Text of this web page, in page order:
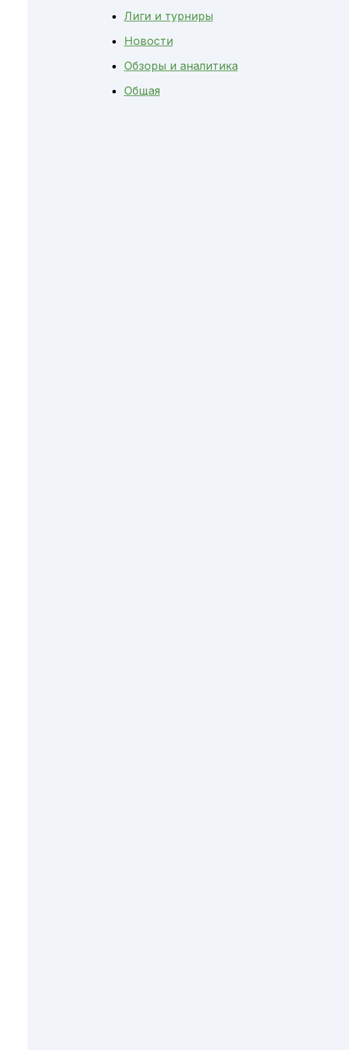
Лиги и турниры
Новости
Обзоры и аналитика
Общая